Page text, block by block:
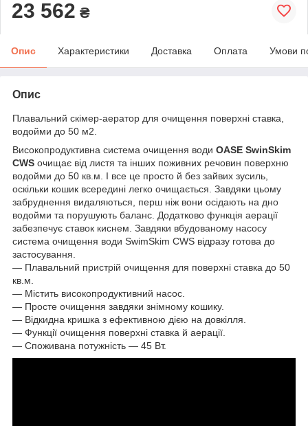
23 562 ₴
Опис Характеристики Доставка Оплата Умови
Опис
Плавальний скімер-аератор для очищення поверхні ставка,
водойми до 50 м2.
Високопродуктивна система очищення води OASE SwinSkim
CWS очищає від листя та інших поживних речовин поверхню
водойми до 50 кв.м. І все це просто й без зайвих зусиль,
оскільки кошик всередині легко очищається. Завдяки цьому
забруднення видаляються, перш ніж вони осідають на дно
водойми та порушують баланс. Додатково функція аерації
забезпечує ставок киснем. Завдяки вбудованому насосу
система очищення води SwimSkim CWS відразу готова до
застосування.
— Плавальний пристрій очищення для поверхні ставка до 50
кв.м.
— Містить високопродуктивний насос.
— Просте очищення завдяки знімному кошику.
— Відкидна кришка з ефективною дією на довкілля.
― Функції очищення поверхні ставка й аерації.
― Споживана потужність — 45 Вт.